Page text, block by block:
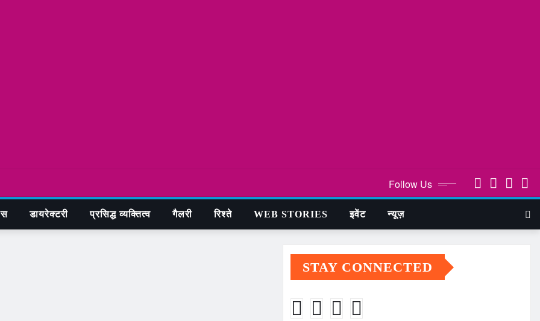
Follow Us
डायरेक्टरी प्रसिद्ध व्यक्तित्व गैलरी रिश्ते WEB STORIES इवेंट न्यूज़
STAY CONNECTED